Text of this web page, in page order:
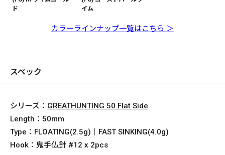
ド
イム
カラーラインナップ一覧はこちら ＞
スペック
シリーズ： GREATHUNTING 50 Flat Side
Length： 50mm
Type： FLOATING(2.5g)｜FAST SINKING(4.0g)
Hook： 鬼手仏針 #12 x 2pcs